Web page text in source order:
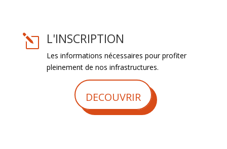
l L'INSCRIPTION
Les informations nécessaires pour profiter
pleinement de nos infrastructures.
DECOUVRIR